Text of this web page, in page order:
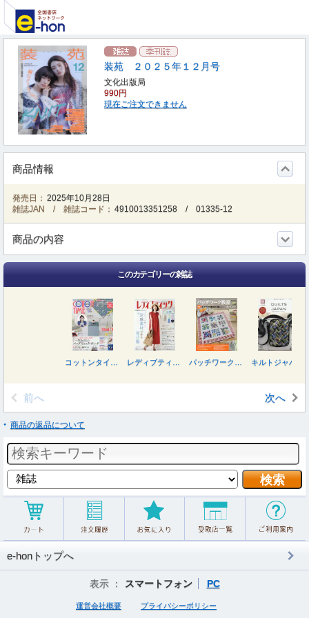
装苑 ２０２５年１２月号
文化出版局
990円
現在ご注文できません
商品情報
発売日： 2025年10月28日
雑誌JAN / 雑誌コード： 4910013351258 /01335-12
商品の内容
このカテゴリーの雑誌
前へ 次へ
商品の返品について
e-honトップへ
表示 ： スマートフォン PC
運営会社概要 プライバシーポリシー